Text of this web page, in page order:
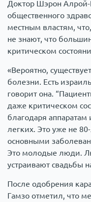
Доктор Шэрон Алрой-
общественного
местным властям,
не знают, что
критическом
«Вероятно,
болезни. Есть
говорит она.
даже критическом
благодаря аппаратам
легких. Это уже не
основными
Это молодые люди.
устраивают свадьбы
После одобрения
Гамзо отметил, что